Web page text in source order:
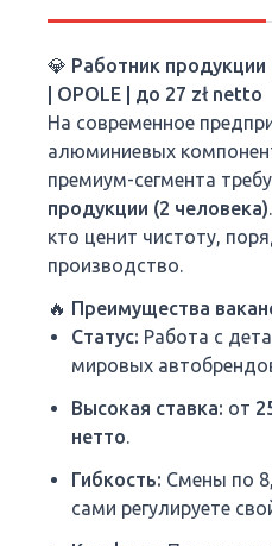
💎 Работник
| OPOLE | до 27 zł netto
На современное
алюминиевых
премиум-сегмента
продукции (2 человека)
кто ценит чистоту,
производство.
🔥 Преимущества
Статус: Работа с
мировых
Высокая ставка: от
нетто.
Гибкость: Смены по
сами регулируете